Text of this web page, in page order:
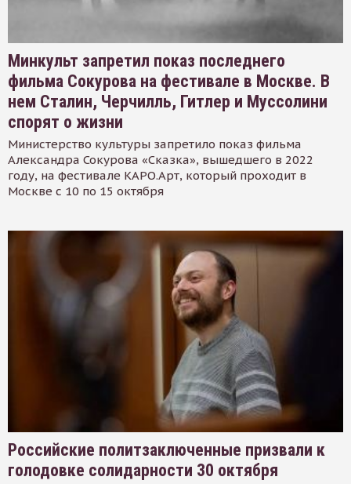
Минкульт запретил показ последнего
фильма Сокурова на фестивале в Москве. В
нем Сталин, Черчилль, Гитлер и Муссолини
спорят о жизни
Министерство культуры запретило показ фильма
Александра Сокурова «Сказка», вышедшего в 2022
году, на фестивале КАРО.Арт, который проходит в
Москве с 10 по 15 октября
Российские политзаключенные призвали к
голодовке солидарности 30 октября